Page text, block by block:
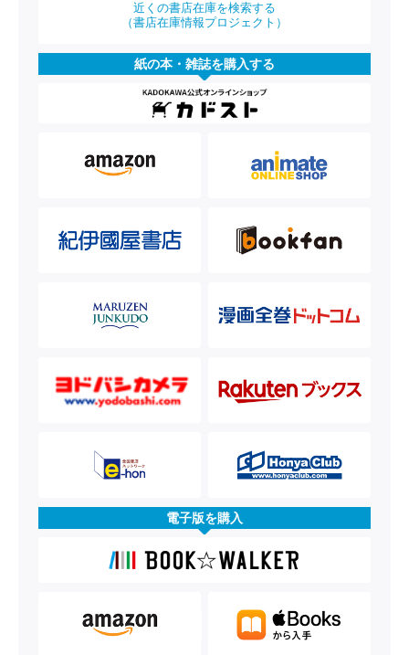
近くの書店在庫を検索する
（書店在庫情報プロジェクト）
紙の本・雑誌を購入する
電子版を購入